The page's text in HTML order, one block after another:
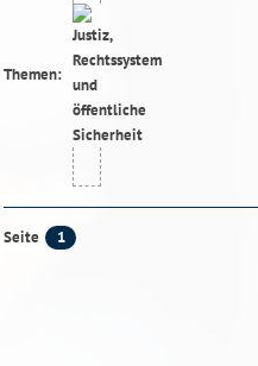
Themen:
Seite 1